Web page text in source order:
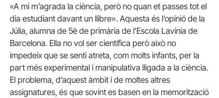
«A mi m’agrada la ciència, però no quan et passes tot el
dia estudiant davant un llibre». Aquesta és l’opinió de la
Júlia, alumna de 5è de primària de l’Escola Lavínia de
Barcelona. Ella no vol ser científica però això no
impedeix que se senti atreta, com molts infants, per la
part més experimental i manipulativa lligada a la ciència.
El problema, d’aquest àmbit i de moltes altres
assignatures, és que sovint es basen en la memorització